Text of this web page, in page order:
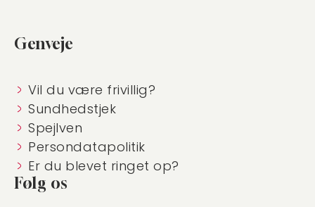
Genveje
Vil du være frivillig?
Sundhedstjek
Spejlven
Persondatapolitik
Er du blevet ringet op?
Følg os